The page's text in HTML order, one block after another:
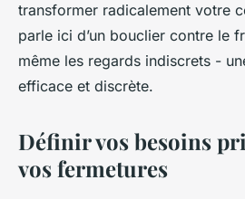
transformer radicalement votre
parle ici d’un bouclier contre le
même les regards indiscrets -
efficace et discrète.
Définir vos besoins
vos fermetures